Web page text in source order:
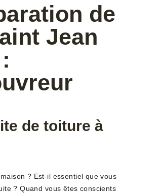
de
Jean
de toiture à
? Est-il essentiel que vous
? Quand vous êtes conscients